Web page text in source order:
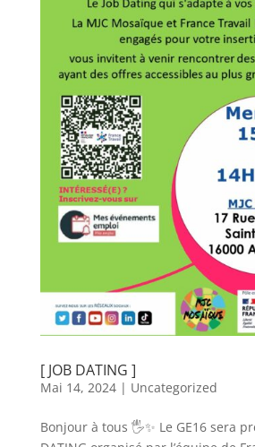
[ JOB DATING ]
Mai 14, 2024| Uncategorized
Bonjour à tous 🖐✨ Le GE16 sera